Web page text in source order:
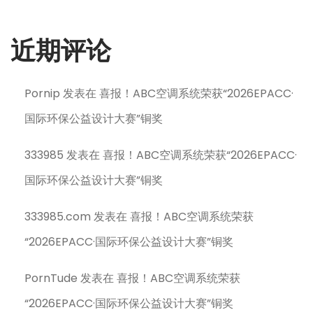
近期评论
Pornip 发表在喜报！ABC空调系统荣获“2026EPACC·
国际环保公益设计大赛”铜奖
333985 发表在喜报！ABC空调系统荣获“2026EPACC·
国际环保公益设计大赛”铜奖
333985.com 发表在喜报！ABC空调系统荣获
“2026EPACC·国际环保公益设计大赛”铜奖
PornTude 发表在喜报！ABC空调系统荣获
“2026EPACC·国际环保公益设计大赛”铜奖